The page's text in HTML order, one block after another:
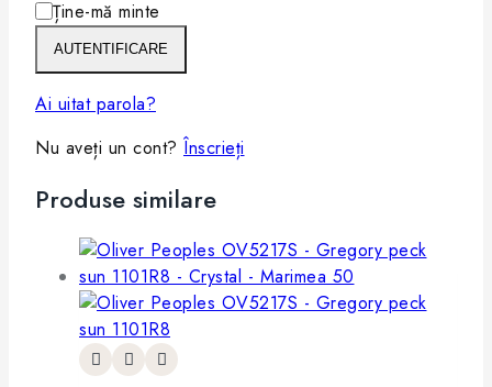
Ține-mă minte
AUTENTIFICARE
Ai uitat parola?
Nu aveți un cont? Înscrieți
Produse similare